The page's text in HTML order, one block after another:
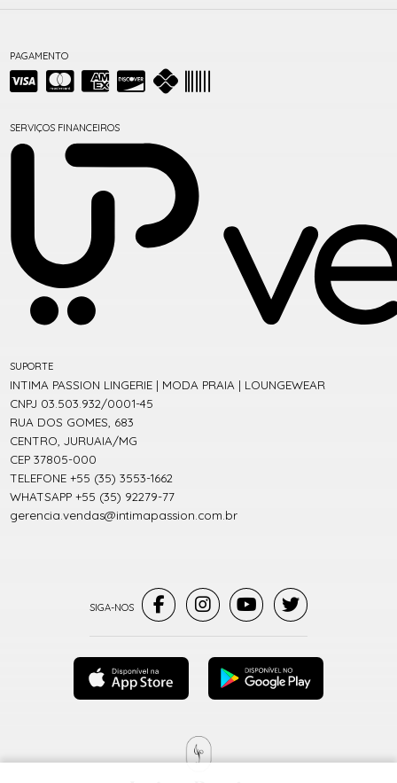
PAGAMENTO
SERVIÇOS FINANCEIROS
SUPORTE
INTIMA PASSION LINGERIE | MODA PRAIA | LOUNGEWEAR
CNPJ 03.503.932/0001-45
RUA DOS GOMES, 683
CENTRO, JURUAIA/MG
CEP 37805-000
TELEFONE +55 (35) 3553-1662
WHATSAPP +55 (35) 92279-77
gerencia.vendas@intimapassion.com.br